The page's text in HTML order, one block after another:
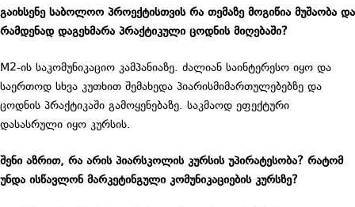
გაიხსენე საბოლოო პროექტისთვის რა თემაზე მოგიწია მუშაობა და
რამდენად დაგეხმარა პრაქტიკული ცოდნის მიღებაში?
M2-ის საკომუნიკაციო კამპანიაზე. ძალიან საინტერესო იყო და
საერთოდ სხვა კუთხით შემახედა პიარისმიმართულებებზე და
ცოდნის პრაქტიკაში გამოყენებაზე. საკმაოდ ეფექტური
დასასრული იყო კურსის.
შენი აზრით, რა არის პიარსკოლის კურსის უპირატესობა? რატომ
უნდა ისწავლონ მარკეტინგული კომუნიკაციების კურსზე?